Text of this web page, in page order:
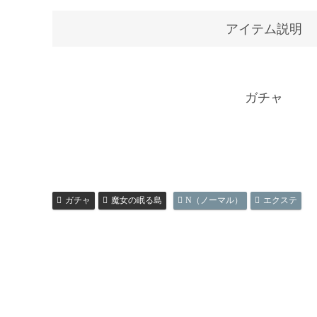
アイテム説明
ガチャ
ガチャ 魔女の眠る島 N（ノーマル） エクステ